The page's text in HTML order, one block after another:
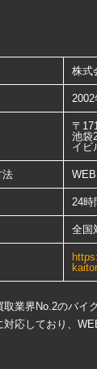
株式
2002
〒
池袋
イビ
法
24時
全国
取業界No.2のバイ
対応しており、